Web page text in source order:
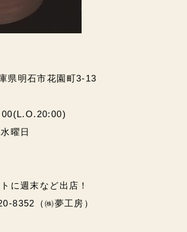
明石市花園町3-13
曜日
に週末など出店！
8352（㈱夢工房）